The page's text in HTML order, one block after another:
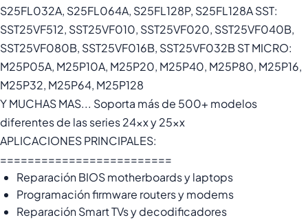
S25FL032A, S25FL064A, S25FL128P, S25FL128A SST:
SST25VF512, SST25VF010, SST25VF020, SST25VF040B,
SST25VF080B, SST25VF016B, SST25VF032B ST MICRO:
M25P05A, M25P10A, M25P20, M25P40, M25P80, M25P16,
M25P32, M25P64, M25P128
Y MUCHAS MAS... Soporta más de 500+ modelos
diferentes de las series 24xx y 25xx
APLICACIONES PRINCIPALES:
=========================
Reparación BIOS motherboards y laptops
Programación firmware routers y modems
Reparación Smart TVs y decodificadores